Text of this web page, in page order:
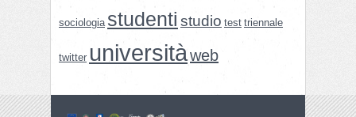
sociologia studenti studio test triennale
twitter universitàweb